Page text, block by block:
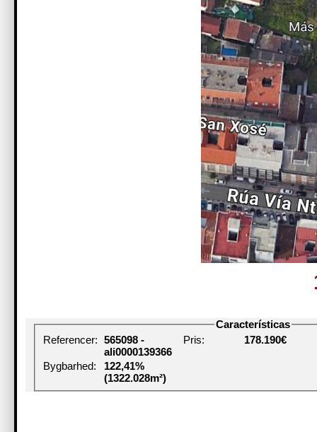
Características
Referencer:
565098 -
ali0000139366
Pris: 178.190€
Bygbarhed:
122,41%
(1322.028m²)